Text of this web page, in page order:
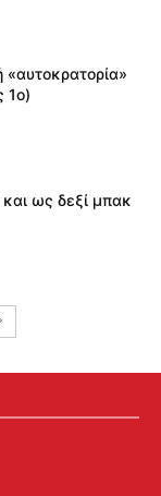
1ο)
και ως δεξί μπακ